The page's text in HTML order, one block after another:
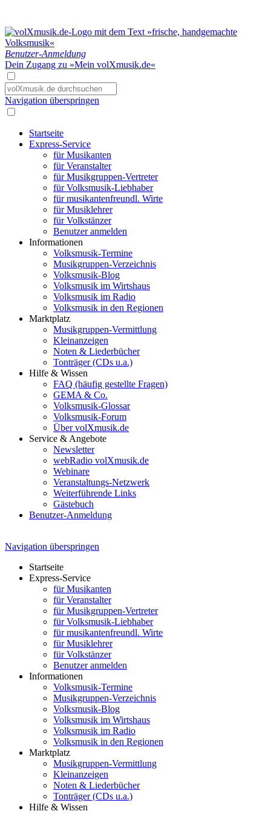
Benutzer-Anmeldung
Dein Zugang zu »Mein volXmusik.de«
Navigation überspringen
Startseite
Express-Service
für Musikanten
für Veranstalter
für Musikgruppen-Vertreter
für Volksmusik-Liebhaber
für musikantenfreundl. Wirte
für Musiklehrer
für Volkstänzer
Benutzer anmelden
Informationen
Volksmusik-Termine
Musikgruppen-Verzeichnis
Volksmusik-Blog
Volksmusik im Wirtshaus
Volksmusik im Radio
Volksmusik in den Regionen
Marktplatz
Musikgruppen-Vermittlung
Kleinanzeigen
Noten & Liederbücher
Tonträger (CDs u.a.)
Hilfe & Wissen
FAQ (häufig gestellte Fragen)
GEMA & Co.
Volksmusik-Glossar
Volksmusik-Forum
Über volXmusik.de
Service & Angebote
Newsletter
webRadio volXmusik.de
Webinare
Veranstaltungs-Netzwerk
Weiterführende Links
Gästebuch
Benutzer-Anmeldung
Navigation überspringen
Startseite
Express-Service
für Musikanten
für Veranstalter
für Musikgruppen-Vertreter
für Volksmusik-Liebhaber
für musikantenfreundl. Wirte
für Musiklehrer
für Volkstänzer
Benutzer anmelden
Informationen
Volksmusik-Termine
Musikgruppen-Verzeichnis
Volksmusik-Blog
Volksmusik im Wirtshaus
Volksmusik im Radio
Volksmusik in den Regionen
Marktplatz
Musikgruppen-Vermittlung
Kleinanzeigen
Noten & Liederbücher
Tonträger (CDs u.a.)
Hilfe & Wissen